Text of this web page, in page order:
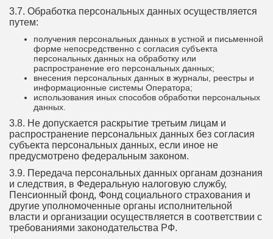
3.7. Обработка персональных данных осуществляется
путем:
получения персональных данных в устной и письменной
форме непосредственно с согласия субъекта
персональных данных на обработку или
распространение его персональных данных;
внесения персональных данных в журналы, реестры и
информационные системы Оператора;
использования иных способов обработки персональных
данных.
3.8. Не допускается раскрытие третьим лицам и
распространение персональных данных без согласия
субъекта персональных данных, если иное не
предусмотрено федеральным законом.
3.9. Передача персональных данных органам дознания
и следствия, в Федеральную налоговую службу,
Пенсионный фонд, Фонд социального страхования и
другие уполномоченные органы исполнительной
власти и организации осуществляется в соответствии с
требованиями законодательства РФ.